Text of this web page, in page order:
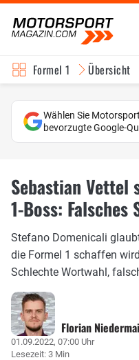
Formel 1 Übersicht
Wählen Sie
bevorzugte Google-
Sebastian Vettel
1-Boss: Falsches
Stefano Domenicali
die Formel 1 schaffen
Schlechte Wortwahl,
Florian
01.09.2022, 07:00 Uhr
Lesezeit: 3 Min